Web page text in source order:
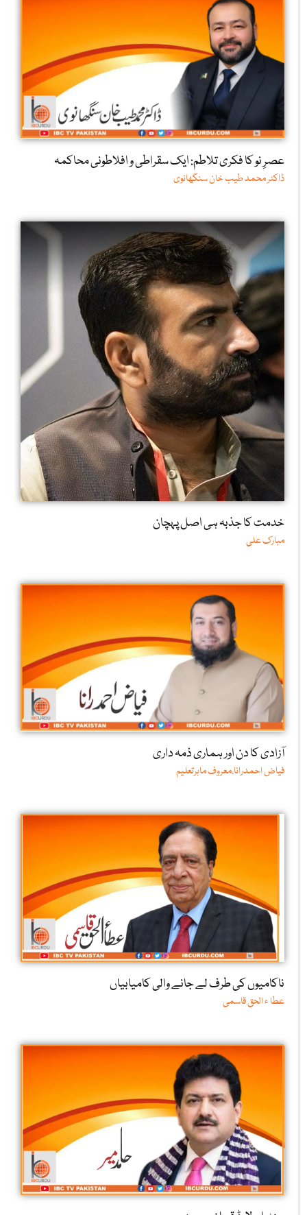
عصرِ نو کا فکری تلاطم: ایک سقراطی و افلاطونی محاکمہ
ڈاکٹر محمد طیب خان سنگھانوی
خدمت کا جذبہ ہی اصل پہچان
مبارک علی
آزادی کا دن اور ہماری ذمہ داری
فیاض احمدرانا،معروف ماہرتعلیم
ناکامیوں کی طرف لے جانے والی کامیابیاں
عطا ء الحق قاسمی